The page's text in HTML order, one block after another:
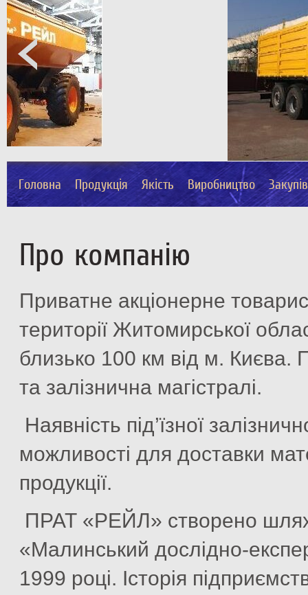
Головна Продукція Якість Виробництво
Про компанію
Приватне акціонерне
території Житомирської
близько 100 км від м. Києва.
та залізнична магістралі.
Наявність під’їзної
можливості для доставки
продукції.
ПРАТ «РЕЙЛ» створено
«Малинський дослідно-
1999 році. Історія